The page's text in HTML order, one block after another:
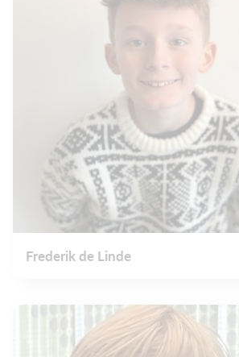
Frederik de Linde